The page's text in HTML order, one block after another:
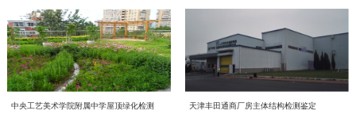
部发布，紧扣今年全国低碳日主题，号召全社会共同参与绿色转型，强调低碳发
展不是选择题，而是必答题。 2026年全国节能宣传周“节能新起点 低碳向未
来”主题视频 聚焦工业和信息化系统节能降碳实践，展示各领域在节能提效、绿
色制造方面的探索与成果，为行业绿色发展提供方向指引。 2026年公共机构节
能降碳《守望未来》主题宣传片 以公共机构为切入点，讲述节能降碳背后的责
任与担当，传递"节约资源就是守护未来"的理念，展现公共机构在绿色转型中的
格评定国家认可委员会（CNAS）严格评审，成功取得温室气体审定和核查分项
认可资质，认可注册号为CNAS VV048-EI。此次资质的成功获批，标志着中心
温室气体核查、碳资产管理与低碳技术服务能力正式获得国家级、国际化权威认
可，核心技术实力与合规服务水平迈入行业先进梯队。 中国合格评定国家认可
委员会（CNAS）是国内权威的实验室与检验检测机构认可机构，其认可资质具
关准则，评审标准严苛、涵盖范围全面，是衡量机构碳核查技术能力、公正性与
赋能合规高质量发展 中电投检测中心承接国投健康公司启动
质量、环境、职业健康安全管理体系建设工作
为进一步规范集团内企业经营管理、夯实合规运营根基、提升产业服务质效，助
力企业高质量、可持续、安全化发展，中国电子工程设计院股份有限公司全资子
公司中电投工程研究检测评定中心有限公司（以下简称“中电投检测中心”）承接
了国投健康产业投资有限公司（以下简称“国投健康”）质量、环境、职业健康安
CECS协会标准《电子工业化学品系统验收标准（送审稿）》
中央工艺美术学院附属中学屋顶绿化检测 天津丰田通商厂房主体结构检测鉴定